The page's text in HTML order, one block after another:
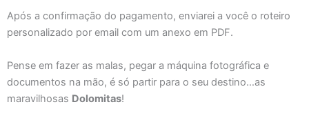
Após a confirmação do pagamento, enviarei a você o roteiro
personalizado por email com um anexo em PDF.
Pense em fazer as malas, pegar a máquina fotográfica e
documentos na mão, é só partir para o seu destino…as
maravilhosas Dolomitas!